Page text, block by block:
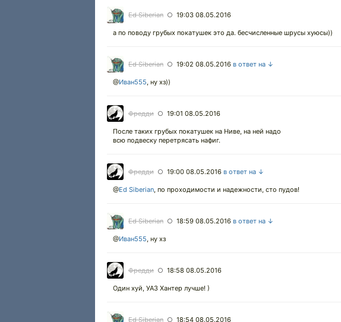
Ed Siberian ○ 19:03 08.05.2016
а по поводу грубых покатушек это да. бесчисленные шрусы хуюсы))
Ed Siberian ○ 19:02 08.05.2016 в ответ на ↓
@Иван555, ну хз))
Фредди ○ 19:01 08.05.2016
После таких грубых покатушек на Ниве, на ней надо
всю подвеску перетрясать нафиг.
Фредди ○ 19:00 08.05.2016 в ответ на ↓
@Ed Siberian, по проходимости и надежности, сто пудов!
Ed Siberian ○ 18:59 08.05.2016 в ответ на ↓
@Иван555, ну хз
Фредди ○ 18:58 08.05.2016
Один хуй, УАЗ Хантер лучше! )
Ed Siberian ○ 18:54 08.05.2016